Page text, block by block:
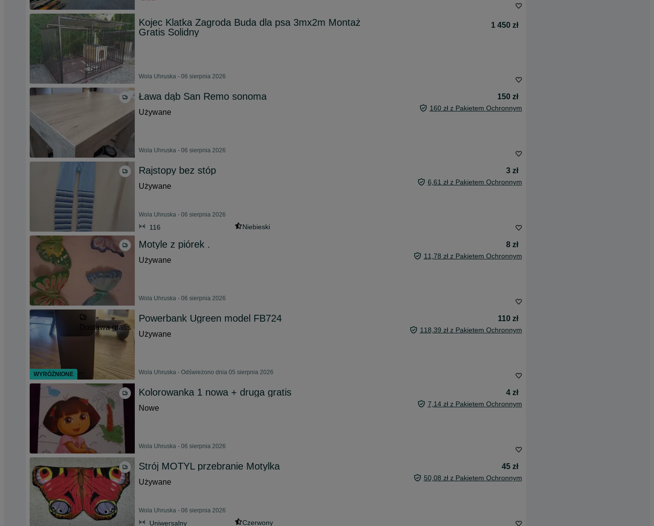
Kojec Klatka Zagroda Buda dla psa 3mx2m Montaż
Gratis Solidny
1 450 zł
Wola Uhruska - 06 sierpnia 2026
Ława dąb San Remo sonoma
150 zł
Używane
160 zł z Pakietem Ochronnym
Wola Uhruska - 06 sierpnia 2026
Rajstopy bez stóp
3 zł
Używane
6,61 zł z Pakietem Ochronnym
Wola Uhruska - 06 sierpnia 2026
116 Niebieski
Motyle z piórek .
8 zł
Używane
11,78 zł z Pakietem Ochronnym
Wola Uhruska - 06 sierpnia 2026
Dostawa gratis
Powerbank Ugreen model FB724
110 zł
Używane
118,39 zł z Pakietem Ochronnym
Wola Uhruska - Odświeżono dnia 05 sierpnia 2026
Kolorowanka 1 nowa + druga gratis
4 zł
Nowe
7,14 zł z Pakietem Ochronnym
Wola Uhruska - 06 sierpnia 2026
Strój MOTYL przebranie Motylka
45 zł
Używane
50,08 zł z Pakietem Ochronnym
Wola Uhruska - 06 sierpnia 2026
Uniwersalny Czerwony
WYRÓŻNIONE